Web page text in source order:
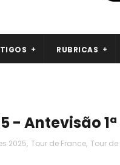
RUBRICAS
- Antevisão
2025, Tour de France, Tour